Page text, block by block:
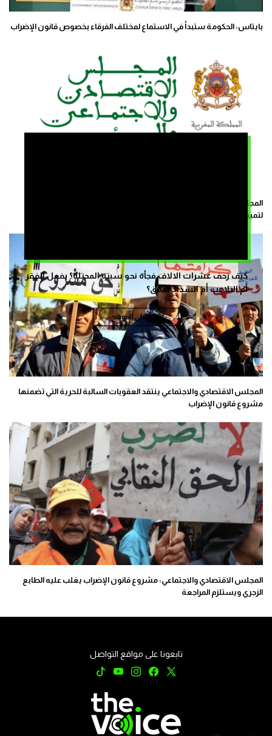
كيف زحف عشرات الالاف فجأة نحو سبتة المحتلة؟ بفعل الفقر
أم التلاعب أم انسداد الأفق؟
تابع على الموقع
بايتاس: الحكومة ستبدأ في الاستماع لمختلف الفرقاء بخصوص قانون الإضراب
المجلس الاقتصادي والاجتماعي يقترح اعتماد مفهوم “المطالب المهنية”
لتمييزها عن “الملف المطلبي”
المجلس الاقتصادي والاجتماعي ينتقد العقوبات السالبة للحرية التي تضمنها
مشروع قانون الإضراب
المجلس الاقتصادي والاجتماعي: مشروع قانون الإضراب يغلب عليه الطابع
الزجري ويستلزم المراجعة
تابعونا على مواقع التواصل